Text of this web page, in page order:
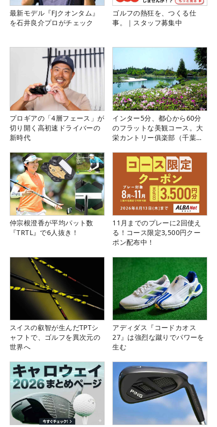
最新モデル『FJクオンタム』
を石井良介プロがチェック
ゴルフの熱狂を、つくる仕
事。｜スタッフ募集中
プロギアの「4層フェース」が
切り開く高初速ドライバーの
新時代
インター5分、都心から60分
のフラットな美観コース。大
栄カントリー俱楽部（千葉
仲宗根澄香が平均パット数
『TRTL』で6人抜き！
11月までのプレーに2回使え
る！コース限定3,500円クー
ポン配布中！
スイスの叡智が生んだTPTシ
ャフトで、ゴルフを異次元の
世界へ
アディダス『コードカオス
27』は強烈な蹴りでパワーを
生む